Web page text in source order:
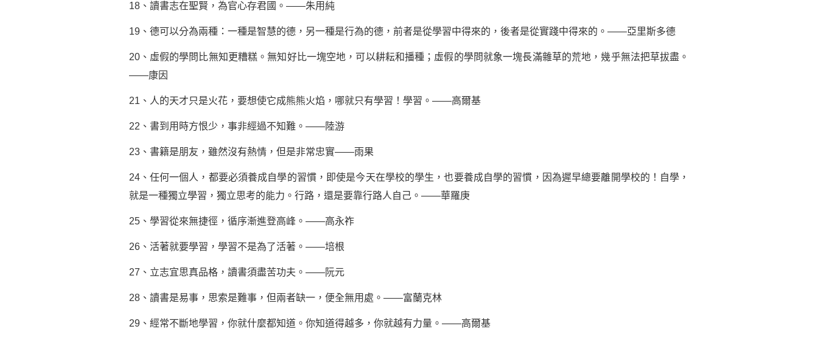
18、讀書志在聖賢，為官心存君國。——朱用純
19、德可以分為兩種：一種是智慧的德，另一種是行為的德，前者是從學習中得來的，後者是從實踐中得來的。——亞里斯多德
20、虛假的學問比無知更糟糕。無知好比一塊空地，可以耕耘和播種；虛假的學問就象一塊長滿雜草的荒地，幾乎無法把草拔盡。
——康因
21、人的天才只是火花，要想使它成熊熊火焰，哪就只有學習！學習。——高爾基
22、書到用時方恨少，事非經過不知難。——陸游
23、書籍是朋友，雖然沒有熱情，但是非常忠實——雨果
24、任何一個人，都要必須養成自學的習慣，即使是今天在學校的學生，也要養成自學的習慣，因為遲早總要離開學校的！自學，
就是一種獨立學習，獨立思考的能力。行路，還是要靠行路人自己。——華羅庚
25、學習從來無捷徑，循序漸進登高峰。——高永祚
26、活著就要學習，學習不是為了活著。——培根
27、立志宜思真品格，讀書須盡苦功夫。——阮元
28、讀書是易事，思索是難事，但兩者缺一，便全無用處。——富蘭克林
29、經常不斷地學習，你就什麼都知道。你知道得越多，你就越有力量。——高爾基